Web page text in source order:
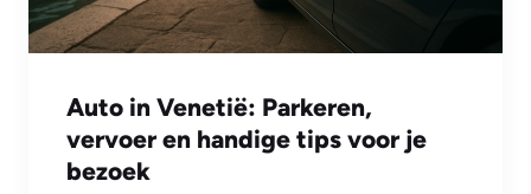
Auto in Venetië: Parkeren,
vervoer en handige tips voor je
bezoek